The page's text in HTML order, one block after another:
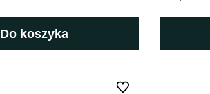
Do koszyka
Do ulubionych